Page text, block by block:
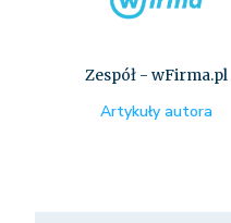
Zespół - wFirma.pl
Artykuły autora